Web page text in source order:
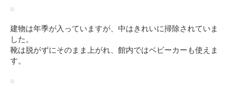
建物は年季が入っていますが、中はきれいに掃除されていま
した。
靴は脱がずにそのまま上がれ、館内ではベビーカーも使えま
す。